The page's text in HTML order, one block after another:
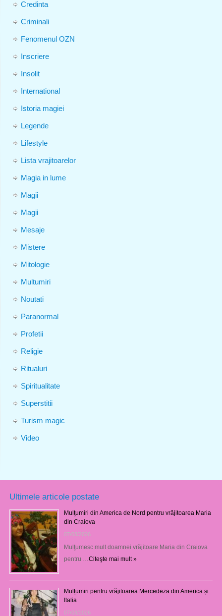
Credinta
Criminali
Fenomenul OZN
Inscriere
Insolit
International
Istoria magiei
Legende
Lifestyle
Lista vrajitoarelor
Magia in lume
Magii
Magii
Mesaje
Mistere
Mitologie
Multumiri
Noutati
Paranormal
Profetii
Religie
Ritualuri
Spiritualitate
Superstitii
Turism magic
Video
Ultimele articole postate
Mulţumiri din America de Nord pentru vrăjitoarea Maria
din Craiova
07/08/2026
Mulţumesc mult doamnei vrăjitoare Maria din Craiova
pentru …Citeşte mai mult »
Mulțumiri pentru vrăjitoarea Mercedeza din America și
Italia
07/08/2026